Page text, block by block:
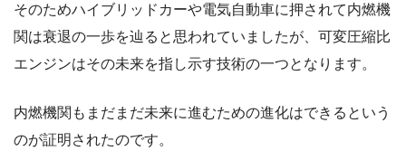
そのためハイブリッドカーや電気自動車に押されて内燃機
関は衰退の一歩を辿ると思われていましたが、可変圧縮比
エンジンはその未来を指し示す技術の一つとなります。
内燃機関もまだまだ未来に進むための進化はできるという
のが証明されたのです。